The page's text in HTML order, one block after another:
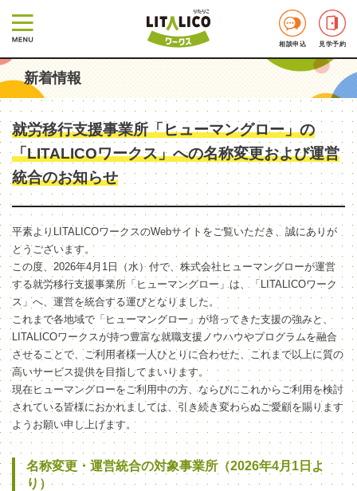
相談申込 見学予約
新着情報
就労移行支援事業所「ヒューマングロー」の
「LITALICOワークス」への名称変更および運営
統合のお知らせ
平素よりLITALICOワークスのWebサイトをご覧いただき、誠にありが
とうございます。
この度、2026年4月1日（水）付で、株式会社ヒューマングローが運営
する就労移行支援事業所「ヒューマングロー」は、「LITALICOワーク
ス」へ、運営を統合する運びとなりました。
これまで各地域で「ヒューマングロー」が培ってきた支援の強みと、
LITALICOワークスが持つ豊富な就職支援ノウハウやプログラムを融合
させることで、ご利用者様一人ひとりに合わせた、これまで以上に質の
高いサービス提供を目指してまいります。
現在ヒューマングローをご利用中の方、ならびにこれからご利用を検討
されている皆様におかれましては、引き続き変わらぬご愛顧を賜ります
ようお願い申し上げます。
名称変更・運営統合の対象事業所（2026年4月1日よ
り）